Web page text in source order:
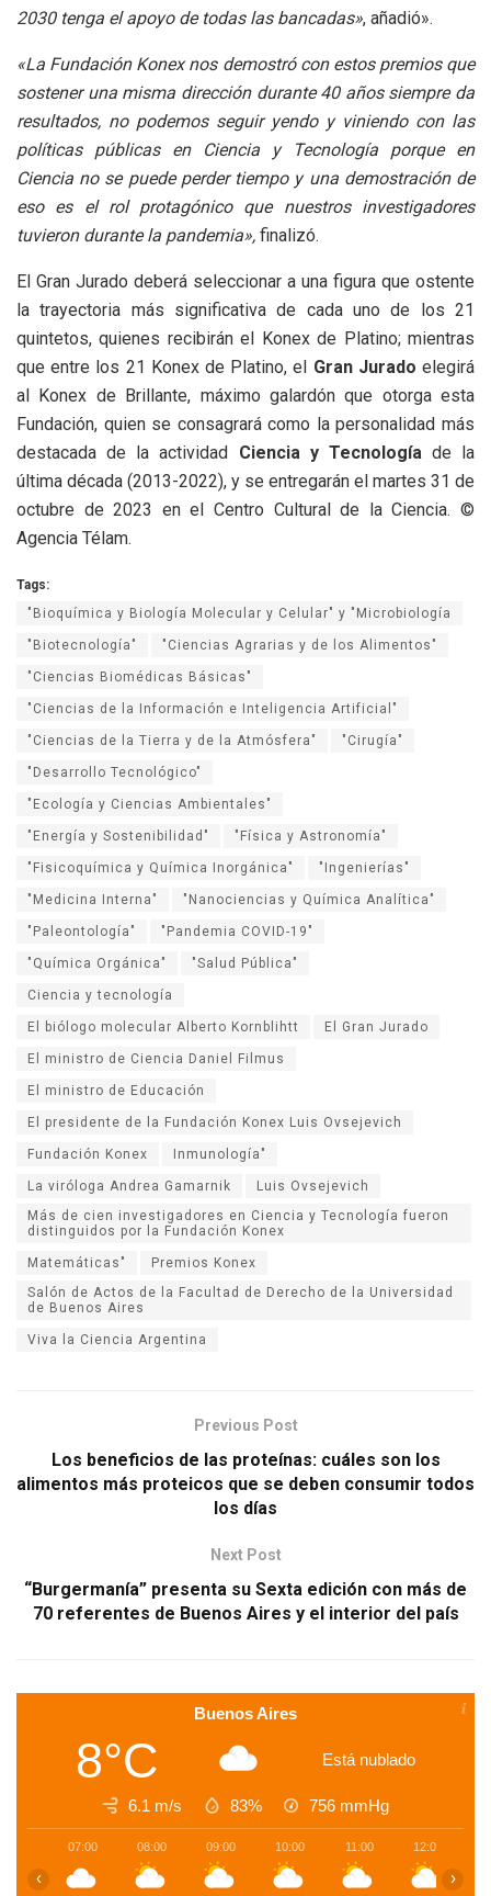
2030 tenga el apoyo de todas las bancadas», añadió».
«La Fundación Konex nos demostró con estos premios que
sostener una misma dirección durante 40 años siempre da
resultados, no podemos seguir yendo y viniendo con las
políticas públicas en Ciencia y Tecnología porque en
Ciencia no se puede perder tiempo y una demostración de
eso es el rol protagónico que nuestros investigadores
tuvieron durante la pandemia», finalizó.
El Gran Jurado deberá seleccionar a una figura que ostente
la trayectoria más significativa de cada uno de los 21
quintetos, quienes recibirán el Konex de Platino; mientras
que entre los 21 Konex de Platino, el Gran Jurado elegirá
al Konex de Brillante, máximo galardón que otorga esta
Fundación, quien se consagrará como la personalidad más
destacada de la actividad Ciencia y Tecnologíade la
última década (2013-2022), y se entregarán el martes 31 de
octubre de 2023 en el Centro Cultural de la Ciencia. ©
Agencia Télam.
Tags:
"Bioquímica y Biología Molecular y Celular" y "Microbiología
"Biotecnología" "Ciencias Agrarias y de los Alimentos"
"Ciencias Biomédicas Básicas"
"Ciencias de la Información e Inteligencia Artificial"
"Ciencias de la Tierra y de la Atmósfera" "Cirugía"
"Desarrollo Tecnológico"
"Ecología y Ciencias Ambientales"
"Energía y Sostenibilidad" "Física y Astronomía"
"Fisicoquímica y Química Inorgánica" "Ingenierías"
"Medicina Interna" "Nanociencias y Química Analítica"
"Paleontología" "Pandemia COVID-19"
"Química Orgánica" "Salud Pública"
Ciencia y tecnología
El biólogo molecular Alberto Kornblihtt El Gran Jurado
El ministro de Ciencia Daniel Filmus
El ministro de Educación
El presidente de la Fundación Konex Luis Ovsejevich
Fundación Konex Inmunología"
La viróloga Andrea Gamarnik
Luis Ovsejevich
Más de cien investigadores en Ciencia y Tecnología fueron
distinguidos por la Fundación Konex
Matemáticas"
Premios Konex
Salón de Actos de la Facultad de Derecho de la Universidad
de Buenos Aires
Viva la Ciencia Argentina
Previous Post
Los beneficios de las proteínas: cuáles son los
alimentos más proteicos que se deben consumir todos
los días
Next Post
“Burgermanía” presenta su Sexta edición con más de
70 referentes de Buenos Aires y el interior del país
Buenos Aires
8°C Está nublado
6.1 m/s 83% 756 mmHg
07:00 08:00 09:00 10:00 11:00 12:00
‹ ›